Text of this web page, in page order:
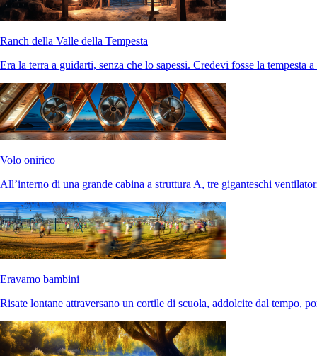
Ranch della Valle della Tempesta
Era la terra a guidarti, senza che lo sapessi. Credevi fosse la tempesta
Volo onirico
All’interno di una grande cabina a struttura A, tre giganteschi
Eravamo bambini
Risate lontane attraversano un cortile di scuola, addolcite dal tempo,